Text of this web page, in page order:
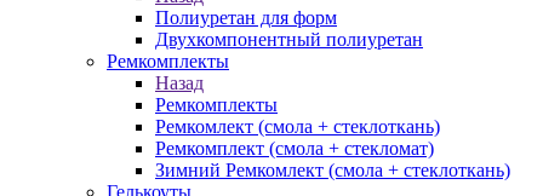
Полиуретан для форм
Двухкомпонентный полиуретан
Ремкомплекты
Назад
Ремкомплекты
Ремкомлект (смола + стеклоткань)
Ремкомплект (смола + стекломат)
Зимний Ремкомлект (смола + стеклоткань)
Гелькоуты